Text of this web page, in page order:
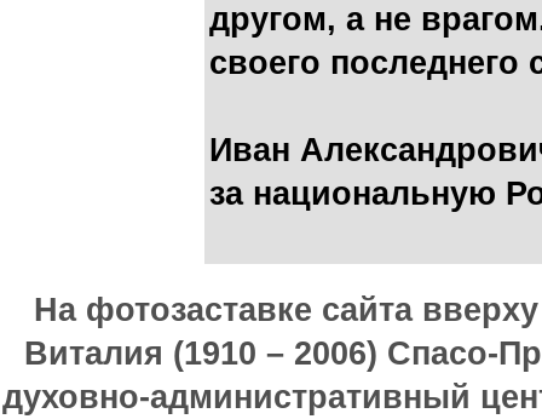
другом, а не
своего последнего
Иван
за национальную
На фотозаставке сайта
Виталия (1910 – 2006) Спасо-
духовно-административный